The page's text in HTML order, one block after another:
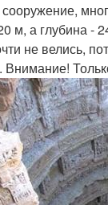
а глубина -
не велись,